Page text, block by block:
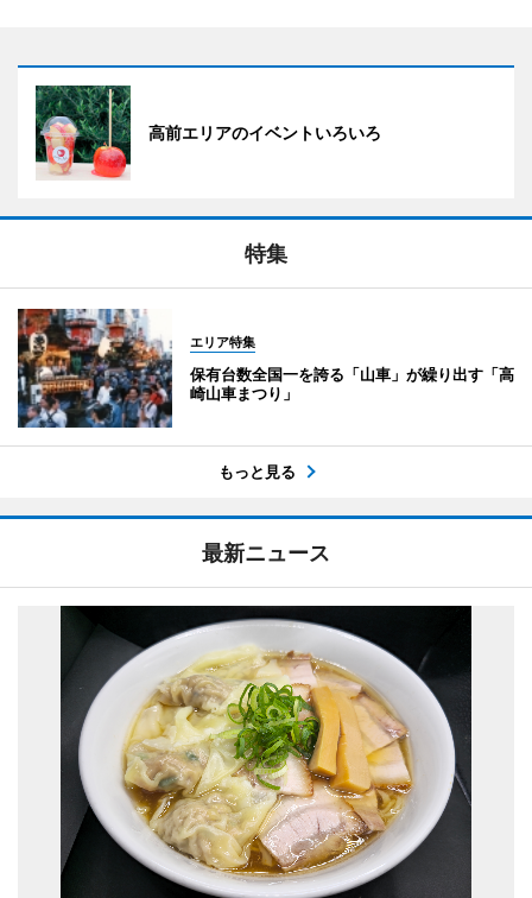
高前エリアのイベントいろいろ
特集
エリア特集
保有台数全国一を誇る「山車」が繰り出す「高
崎山車まつり」
もっと見る
最新ニュース